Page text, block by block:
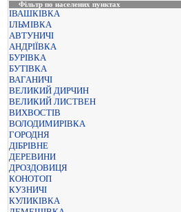
Фільтр по населених пунктах
ІВАШКІВКА
ІЛЬМІВКА
АВТУНИЧІ
АНДРІЇВКА
БУРІВКА
БУТІВКА
ВАГАНИЧІ
ВЕЛИКИЙ ДИРЧИН
ВЕЛИКИЙ ЛИСТВЕН
ВИХВОСТІВ
ВОЛОДИМИРІВКА
ГОРОДНЯ
ДІБРІВНЕ
ДЕРЕВИНИ
ДРОЗДОВИЦЯ
КОНОТОП
КУЗНИЧІ
КУЛИКІВКА